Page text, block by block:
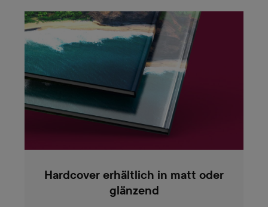
Hardcover erhältlich in matt oder
glänzend